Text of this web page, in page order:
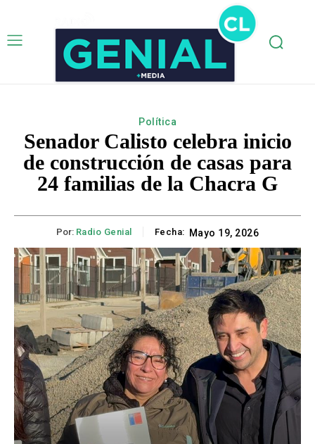
Política
Senador Calisto celebra inicio
de construcción de casas para
24 familias de la Chacra G
Por: Radio Genial Fecha: Mayo 19, 2026